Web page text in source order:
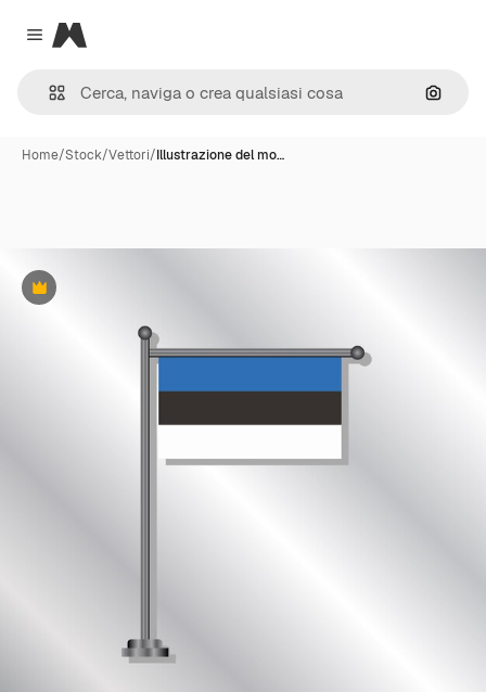
Close menu
Magnific
Cerca
Home/Stock/Vettori/Illustrazione del mo…
Premium